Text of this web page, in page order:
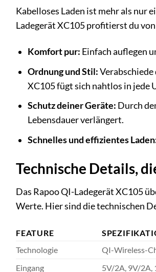
Kabelloses Laden ist mehr als nur
Ladegerät XC105 profitierst du
Komfort pur: Einfach auflegen
Ordnung und Stil:
XC105 fügt sich nahtlos in jede
Schutz deiner Geräte: Durch
Lebensdauer verlängert.
Schnelles und effizientes
Technische Details,
Das Rapoo QI-Ladegerät XC105
Werte. Hier sind die technischen
FEATURE
Technologie
QI-Wireless-
Eingang
5V/2A, 9V/2A,